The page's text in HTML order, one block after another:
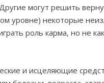
могут решить
уровне) некоторые
роль карма, но не
и исцеляющие